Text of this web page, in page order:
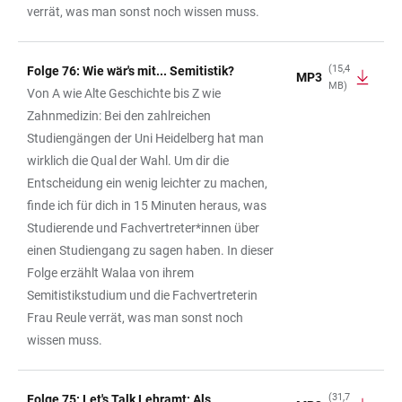
verrät, was man sonst noch wissen muss.
Folge 76: Wie wär's mit... Semitistik?
Von A wie Alte Geschichte bis Z wie
Zahnmedizin: Bei den zahlreichen
Studiengängen der Uni Heidelberg hat man
wirklich die Qual der Wahl. Um dir die
Entscheidung ein wenig leichter zu machen,
finde ich für dich in 15 Minuten heraus, was
Studierende und Fachvertreter*innen über
einen Studiengang zu sagen haben. In dieser
Folge erzählt Walaa von ihrem
Semitistikstudium und die Fachvertreterin
Frau Reule verrät, was man sonst noch
wissen muss.
MP3
(15,4
MB)
(31,7